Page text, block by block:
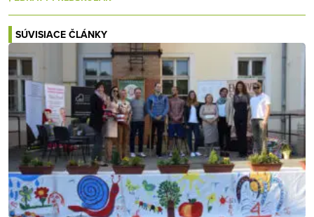
SÚVISIACE ČLÁNKY